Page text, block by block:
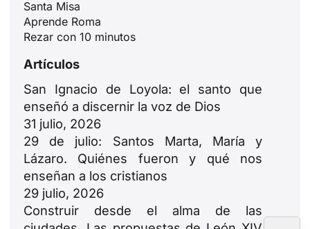
Santa Misa
Aprende Roma
Rezar con 10 minutos
Artículos
San Ignacio de Loyola: el santo que
enseñó a discernir la voz de Dios
31 julio, 2026
29 de julio: Santos Marta, María y
Lázaro. Quiénes fueron y qué nos
enseñan a los cristianos
29 julio, 2026
Construir desde el alma de las